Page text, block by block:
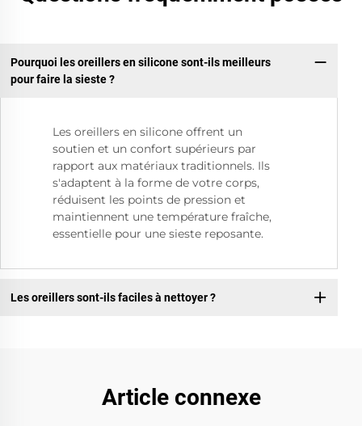
Pourquoi les oreillers en silicone sont-ils meilleurs
pour faire la sieste ?
Les oreillers en silicone offrent un
soutien et un confort supérieurs par
rapport aux matériaux traditionnels. Ils
s'adaptent à la forme de votre corps,
réduisent les points de pression et
maintiennent une température fraîche,
essentielle pour une sieste reposante.
Les oreillers sont-ils faciles à nettoyer ?
Article connexe